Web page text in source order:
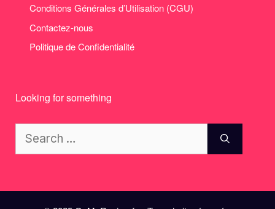
Conditions Générales d’Utilisation (CGU)
Contactez-nous
Politique de Confidentialité
Looking for something
for: